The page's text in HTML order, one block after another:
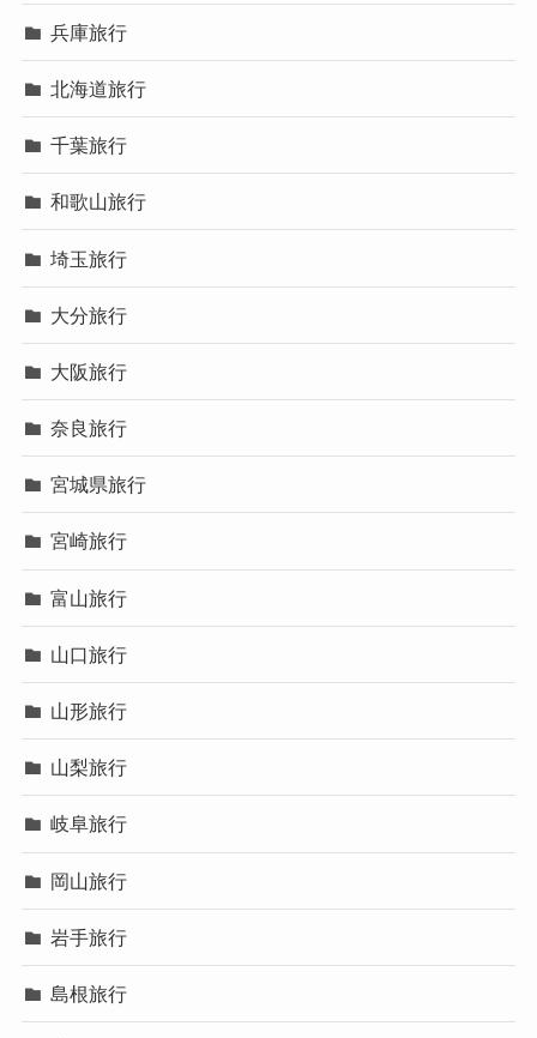
兵庫旅行
北海道旅行
千葉旅行
和歌山旅行
埼玉旅行
大分旅行
大阪旅行
奈良旅行
宮城県旅行
宮崎旅行
富山旅行
山口旅行
山形旅行
山梨旅行
岐阜旅行
岡山旅行
岩手旅行
島根旅行